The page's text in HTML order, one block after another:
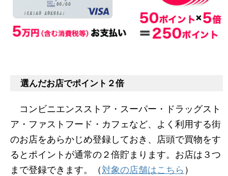
選んだお店でポイント２倍
コンビニエンスストア・スーパー・ドラッグスト
ア・ファストフード・カフェなど、よく利用する街
のお店をあらかじめ登録しておき、店頭で買物をす
るとポイントが通常の２倍貯まります。お店は３つ
まで登録できます。（対象の店舗はこちら ）